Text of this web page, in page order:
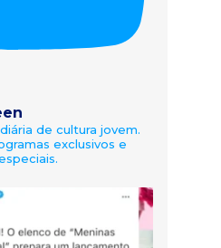
de cultura jovem.
exclusivos e